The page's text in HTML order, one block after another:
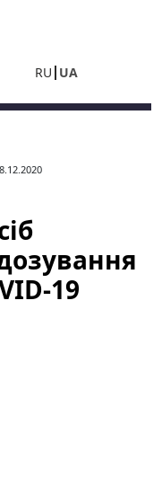
RU UA
19